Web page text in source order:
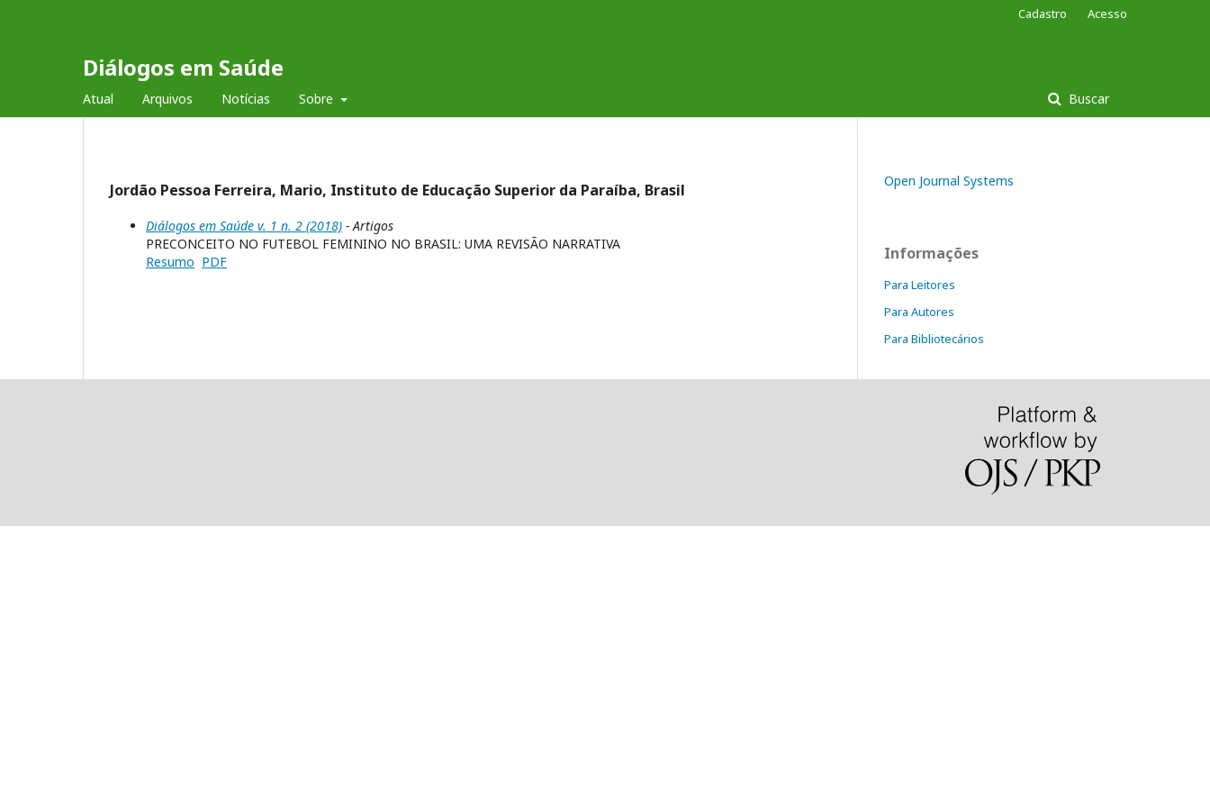
Diálogos em Saúde
Atual Arquivos Notícias Sobre Buscar
Cadastro Acesso
Jordão Pessoa Ferreira, Mario, Instituto de Educação Superior da Paraíba, Brasil
Diálogos em Saúde v. 1 n. 2 (2018) - Artigos
PRECONCEITO NO FUTEBOL FEMININO NO BRASIL: UMA REVISÃO NARRATIVA
Resumo PDF
Open Journal Systems
Informações
Para Leitores
Para Autores
Para Bibliotecários